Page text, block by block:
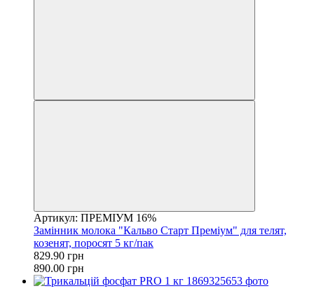
Артикул: ПРЕМІУМ 16%
Замінник молока "Кальво Старт Преміум" для телят,
козенят, поросят 5 кг/пак
829.90 грн
890.00 грн